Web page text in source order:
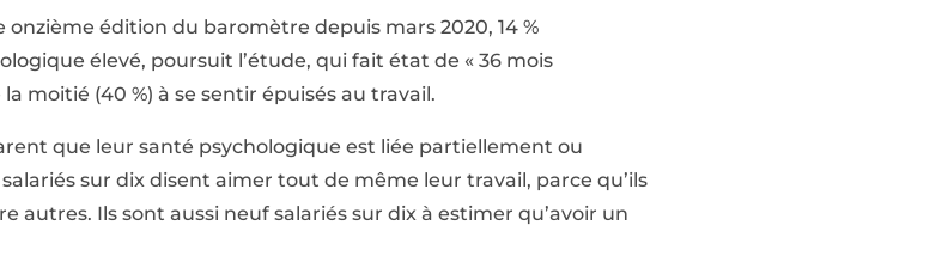
édition du baromètre depuis mars 2020, 14 %
élevé, poursuit l’étude, qui fait état de « 36 mois
moitié (40 %) à se sentir épuisés au travail.
que leur santé psychologique est liée partiellement ou
sur dix disent aimer tout de même leur travail, parce qu’ils
autres. Ils sont aussi neuf salariés sur dix à estimer qu’avoir un